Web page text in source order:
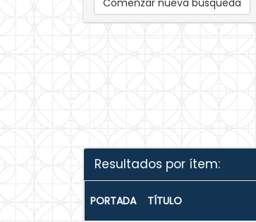
Comenzar nueva busqueda
Resultados por ítem:
PORTADA TÍTULO